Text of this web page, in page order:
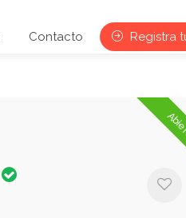
Contacto Registra